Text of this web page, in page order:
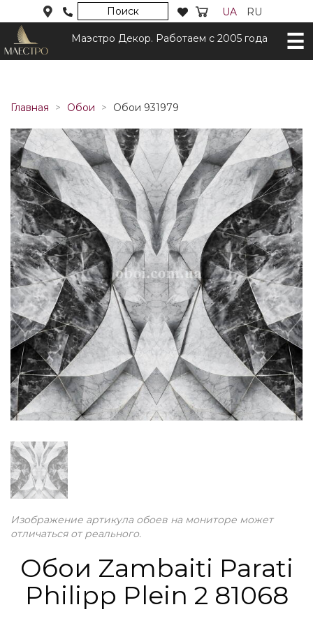
Поиск UA RU
Маэстро Декор. Работаем с 2005 года
Главная Обои Обои 931979
Изображение артикула обоев на мониторе может
отличаться от реального.
Обои Zambaiti Parati
Philipp Plein 2 81068